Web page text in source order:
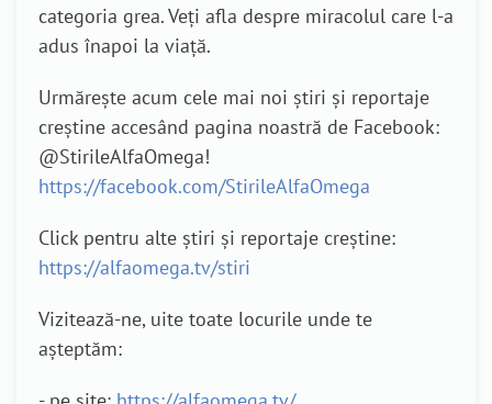
categoria grea. Veți afla despre miracolul care l-a
adus înapoi la viață.
Urmărește acum cele mai noi știri și reportaje
creștine accesând pagina noastră de Facebook:
@StirileAlfaOmega!
https://facebook.com/StirileAlfaOmega
Click pentru alte știri și reportaje creștine:
https://alfaomega.tv/stiri
Vizitează-ne, uite toate locurile unde te
așteptăm: